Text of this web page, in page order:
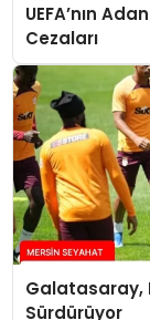
UEFA’nın
Cezaları
Galatasaray,
Sürdürüyor